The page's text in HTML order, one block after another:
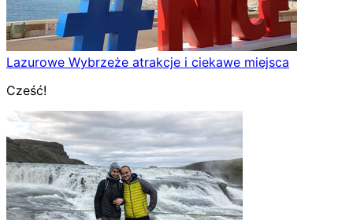
Lazurowe Wybrzeże atrakcje i ciekawe miejsca
Cześć!